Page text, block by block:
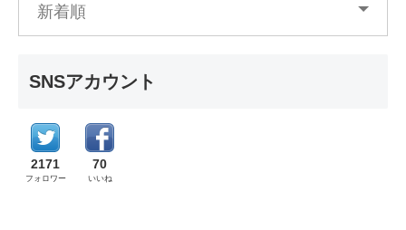
新着順
SNSアカウント
2171
フォロワー
70
いいね